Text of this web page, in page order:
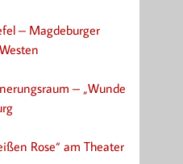
– Magdeburger
– „Wunde
Rose“ am Theater